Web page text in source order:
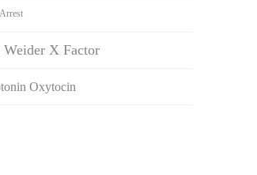
Weider X Factor
Oxytocin